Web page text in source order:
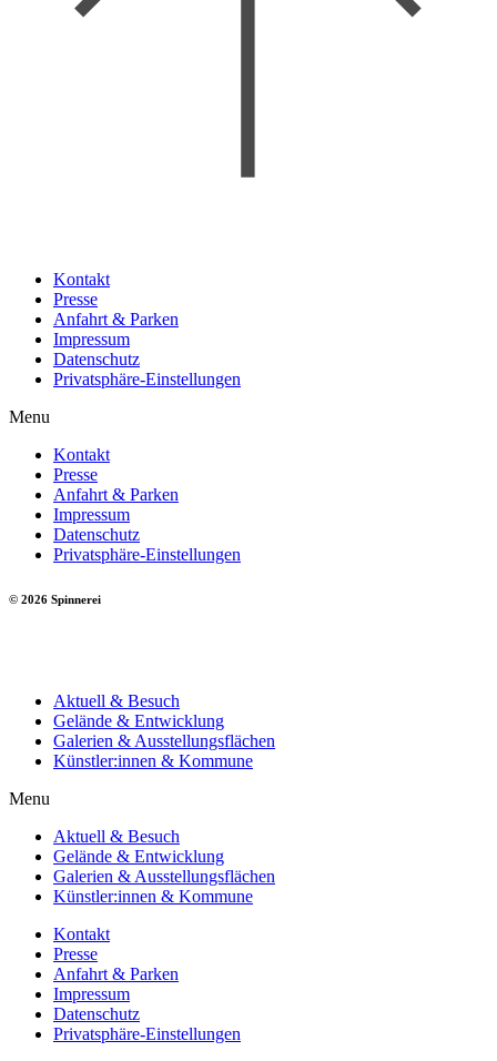
Kontakt
Presse
Anfahrt & Parken
Impressum
Datenschutz
Privatsphäre-Einstellungen
Menu
Kontakt
Presse
Anfahrt & Parken
Impressum
Datenschutz
Privatsphäre-Einstellungen
© 2026 Spinnerei
Aktuell & Besuch
Gelände & Entwicklung
Galerien & Ausstellungsflächen
Künstler:innen & Kommune
Menu
Aktuell & Besuch
Gelände & Entwicklung
Galerien & Ausstellungsflächen
Künstler:innen & Kommune
Kontakt
Presse
Anfahrt & Parken
Impressum
Datenschutz
Privatsphäre-Einstellungen